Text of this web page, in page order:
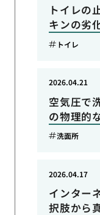
トイレの
キンの劣
トイレ
空気圧で
の物理的
2026.04.21
洗面所
インター
択肢から
2026.04.17